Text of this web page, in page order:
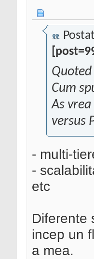
Cum
As
versus
- multi-
-
etc
Diferente
incep un
a mea.